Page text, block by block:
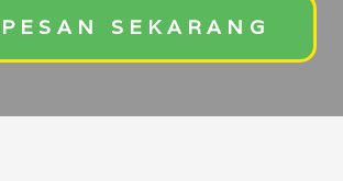
PESAN SEKARANG